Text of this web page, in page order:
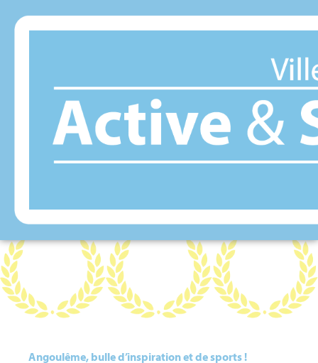
ANGOULÊME
Angoulême, bulle d’inspiration et de sports !